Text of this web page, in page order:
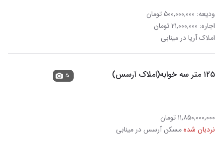
ودیعه: ۵۰۰,۰۰۰,۰۰۰ تومان
اجاره: ۲۱,۰۰۰,۰۰۰ تومان
املاک آریا در مینابی
۱۲۵ متر سه خوابه(املاک آرسس)
۱۱,۸۵۰,۰۰۰,۰۰۰ تومان
نردبان شدهمسکن آرسس در مینابی
۵